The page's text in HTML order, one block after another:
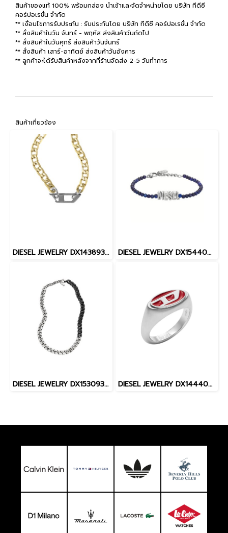
สินค้าของแท้ 100% พร้อมกล่อง นำเข้าและจัดจำหน่ายโดย บริษัท ทีดีซี
คอร์ปอเรชั่น จำกัด
** เงื่อนไขการรับประกัน : รับประกันโดย บริษัท ทีดีซี คอร์ปอเรชั่น จำกัด
** สั่งสินค้าในวัน จันทร์ - พฤหัส ส่งสินค้าวันถัดไป
** สั่งสินค้าในวันศุกร์ ส่งสินค้าวันจันทร์
** สั่งสินค้า เสาร์-อาทิตย์ ส่งสินค้าวันอังคาร
** ลูกค้าจะได้รับสินค้าหลังจากที่ร้านจัดส่ง 2-5 วันทำการ
สินค้าเกี่ยวข้อง
DIESEL JEWELRY DX1438931 SM23 NECKLACE BASE METAL WITH CZ DIESEL JEWELRY DX1544040 HL24 JEWELRY BASE METAL WITH CZ
DIESEL JEWELRY DX1530931 FA24 JEWELRY BASE METAL WITH CZ DIESEL JEWELRY DX144404010 FA23 RING BASE METAL WITH CZ10